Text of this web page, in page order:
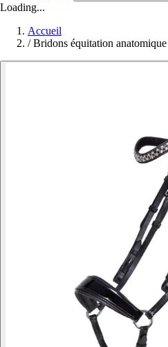
Loading...
Accueil
/ Bridons équitation